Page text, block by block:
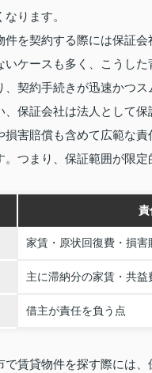
ります。
件を契約する際には保証
いケースも多く、こうし
契約手続きが迅速かつス
、保証会社は法人として
損害賠償も含めて広範な
。つまり、保証範囲が限
責
家賃・原状回復費・損害
主に滞納分の家賃・共益
借主が責任を負う点
で賃貸物件を探す際には